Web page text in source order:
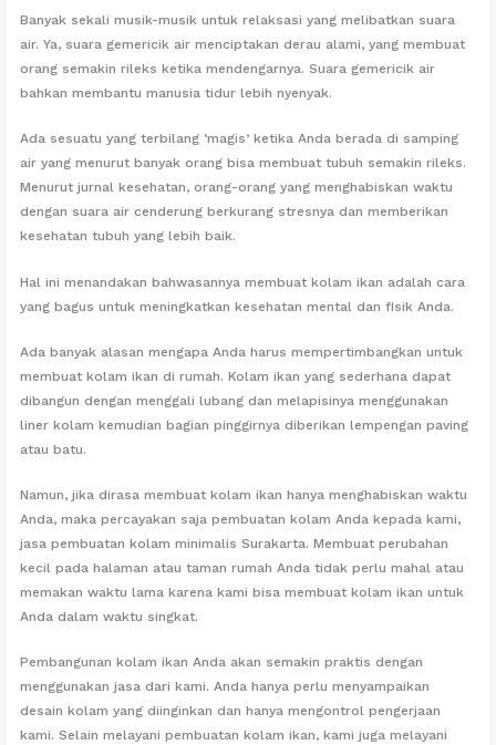
Banyak sekali musik-musik untuk relaksasi yang melibatkan suara
air. Ya, suara gemericik air menciptakan derau alami, yang membuat
orang semakin rileks ketika mendengarnya. Suara gemericik air
bahkan membantu manusia tidur lebih nyenyak.
Ada sesuatu yang terbilang ‘magis’ ketika Anda berada di samping
air yang menurut banyak orang bisa membuat tubuh semakin rileks.
Menurut jurnal kesehatan, orang-orang yang menghabiskan waktu
dengan suara air cenderung berkurang stresnya dan memberikan
kesehatan tubuh yang lebih baik.
Hal ini menandakan bahwasannya membuat kolam ikan adalah cara
yang bagus untuk meningkatkan kesehatan mental dan fisik Anda.
Ada banyak alasan mengapa Anda harus mempertimbangkan untuk
membuat kolam ikan di rumah. Kolam ikan yang sederhana dapat
dibangun dengan menggali lubang dan melapisinya menggunakan
liner kolam kemudian bagian pinggirnya diberikan lempengan paving
atau batu.
Namun, jika dirasa membuat kolam ikan hanya menghabiskan waktu
Anda, maka percayakan saja pembuatan kolam Anda kepada kami,
jasa pembuatan kolam minimalis Surakarta. Membuat perubahan
kecil pada halaman atau taman rumah Anda tidak perlu mahal atau
memakan waktu lama karena kami bisa membuat kolam ikan untuk
Anda dalam waktu singkat.
Pembangunan kolam ikan Anda akan semakin praktis dengan
menggunakan jasa dari kami. Anda hanya perlu menyampaikan
desain kolam yang diinginkan dan hanya mengontrol pengerjaan
kami. Selain melayani pembuatan kolam ikan, kami juga melayani